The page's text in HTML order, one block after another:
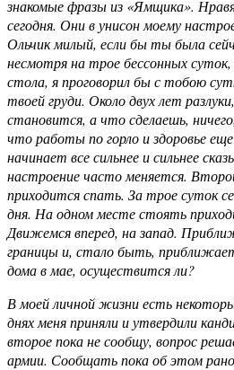
знакомые фразы из «Ямщика».
сегодня. Они в унисон моему
Ольчик милый, если бы ты была
несмотря на трое бессонных
стола, я проговорил бы с тобою
твоей груди. Около двух лет
становится, а что сделаешь,
что работы по горло и здоровье
начинает все сильнее и сильнее
настроение часто меняется.
приходится спать. За трое суток
дня. На одном месте стоять
Движемся вперед, на запад.
границы и, стало быть,
дома в мае, осуществится ли?
В моей личной жизни есть
днях меня приняли и утвердили
второе пока не сообщу, вопрос
армии. Сообщать пока об этом